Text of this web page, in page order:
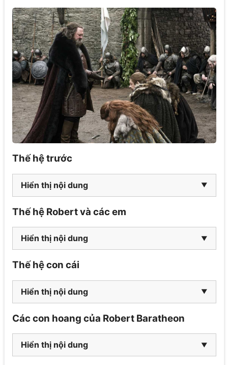
Thế hệ trước
Hiển thị nội dung
Thế hệ Robert và các em
Hiển thị nội dung
Thế hệ con cái
Hiển thị nội dung
Các con hoang của Robert Baratheon
Hiển thị nội dung